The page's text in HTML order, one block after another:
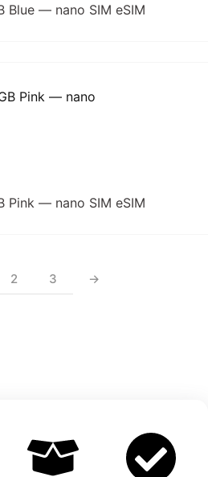
Blue — nano SIM eSIM
Pink — nano SIM eSIM
2 3 →